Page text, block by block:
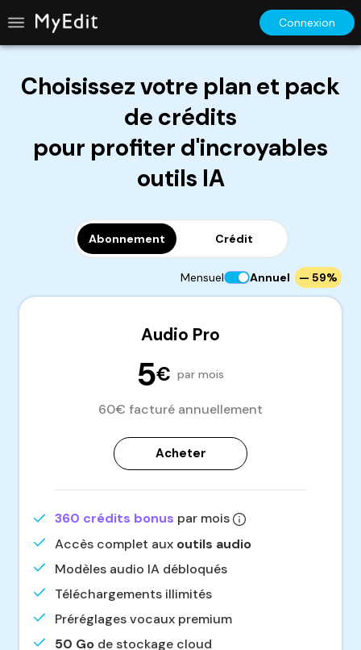
Connexion
Choisissez votre plan et pack
de crédits
pour profiter d'incroyables
outils IA
Abonnement Crédit
Mensuel Annuel — 59%
Audio Pro
5€ par mois
60€ facturé annuellement
Acheter
360 crédits bonus par mois
Accès complet aux outils audio
Modèles audio IA débloqués
Téléchargements illimités
Préréglages vocaux premium
50 Go de stockage cloud